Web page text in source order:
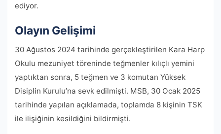
ediyor.
Olayın Gelişimi
30 Ağustos 2024 tarihinde gerçekleştirilen Kara Harp
Okulu mezuniyet töreninde teğmenler kılıçlı yemini
yaptıktan sonra, 5 teğmen ve 3 komutan Yüksek
Disiplin Kurulu’na sevk edilmişti. MSB, 30 Ocak 2025
tarihinde yapılan açıklamada, toplamda 8 kişinin TSK
ile ilişiğinin kesildiğini bildirmişti.